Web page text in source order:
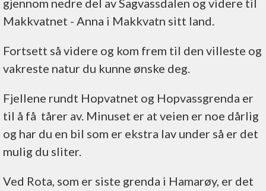
gjennom nedre del av Sagvassdalen og videre til
Makkvatnet - Anna i Makkvatn sitt land.
Fortsett så videre og kom frem til den villeste og
vakreste natur du kunne ønske deg.
Fjellene rundt Hopvatnet og Hopvassgrenda er
til å få tårer av. Minuset er at veien er noe dårlig
og har du en bil som er ekstra lav under så er det
mulig du sliter.
Ved Rota, som er siste grenda i Hamarøy, er det